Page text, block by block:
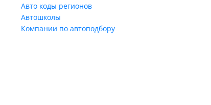
Авто коды регионов
Автошколы
Компании по автоподбору